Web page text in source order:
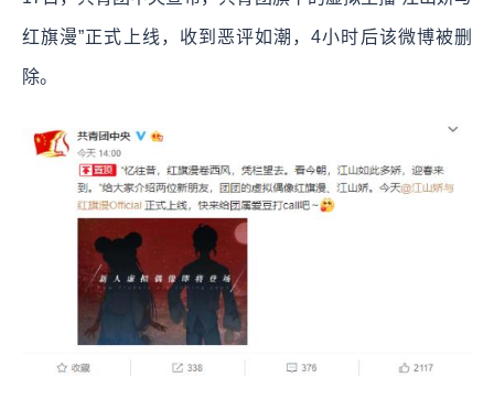
红旗漫”正式上线，收到恶评如潮，4小时后该微博被删
除。